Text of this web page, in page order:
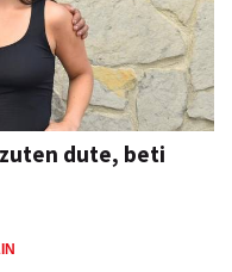
dute, beti